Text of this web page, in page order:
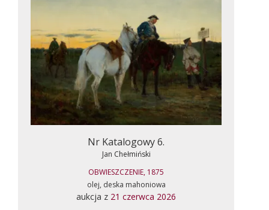
Nr Katalogowy 6.
Jan Chełmiński
OBWIESZCZENIE, 1875
olej, deska mahoniowa
aukcja z 21 czerwca 2026